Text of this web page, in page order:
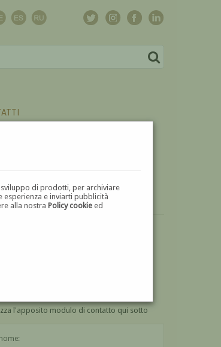
di prodotti, per archiviare
e inviarti pubblicità
alla nostraPolicy cookie ed
l'apposito modulo di contatto qui sotto